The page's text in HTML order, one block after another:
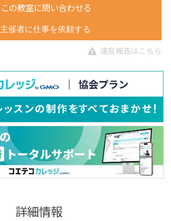
この教室に問い合わせる
主催者に仕事を依頼する
違反報告はこちら
詳細情報